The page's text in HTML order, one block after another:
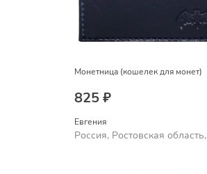
Монетница (кошелек для монет)
825 ₽
Евгения
Россия, Ростовская область,